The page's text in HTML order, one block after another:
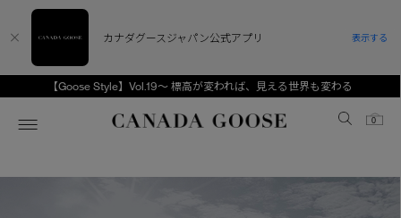
【Goose Style】Vol.19～ 標高が変われば、見える世界も変わる
Canada Goose
0
カナダグースジャパン公式アプリ 表示する